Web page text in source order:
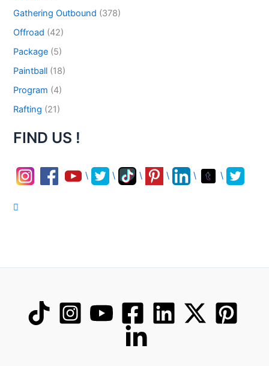
Gathering Outbound (378)
Offroad (42)
Package (5)
Paintball (18)
Program (4)
Rafting (21)
FIND US !
\ \ \ \ \ \